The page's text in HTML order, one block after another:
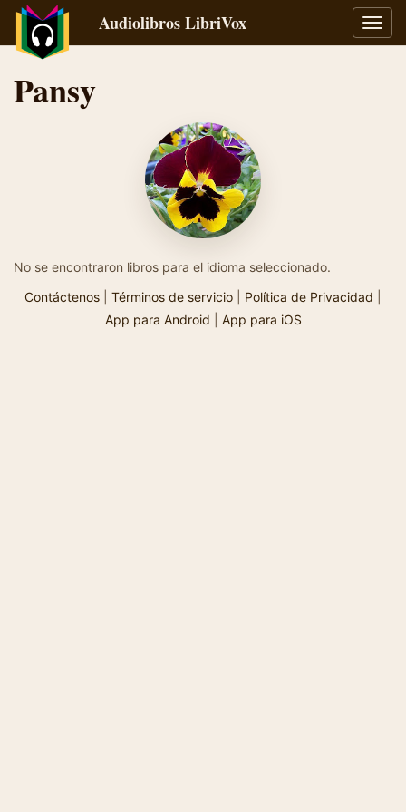
Audiolibros LibriVox
Pansy
No se encontraron libros para el idioma seleccionado.
Contáctenos
Términos de servicio Política de Privacidad
App para Android
App para iOS